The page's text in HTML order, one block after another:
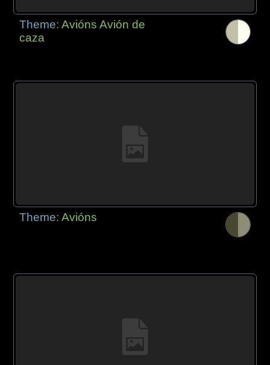
Theme:Avións Avión de
caza
Theme:Avións